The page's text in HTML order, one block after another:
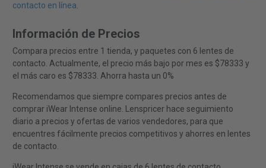
contacto en línea.
Información de Precios
Compara precios entre 1 tienda, y paquetes con 6 lentes de
contacto. Actualmente, el precio más bajo por mes es $78333 y
el más caro es $78333. Ahorra hasta un 0%
Recomendamos que siempre compares precios antes de
comprar iWear Intense online. Lenspricer hace seguimiento
diario a precios y ofertas de varios vendedores, para que
encuentres fácilmente precios competitivos y ahorres en lentes
de contacto.